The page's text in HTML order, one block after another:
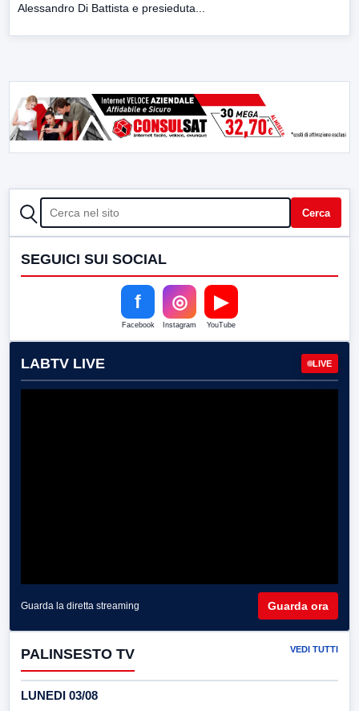
Alessandro Di Battista e presieduta...
CERCA Cerca
SEGUICI SUI SOCIAL
f
Facebook
◎
Instagram
▶
YouTube
LABTV LIVE LIVE
Guarda la diretta streaming Guarda ora
PALINSESTO TV VEDI TUTTI
LUNEDI 03/08